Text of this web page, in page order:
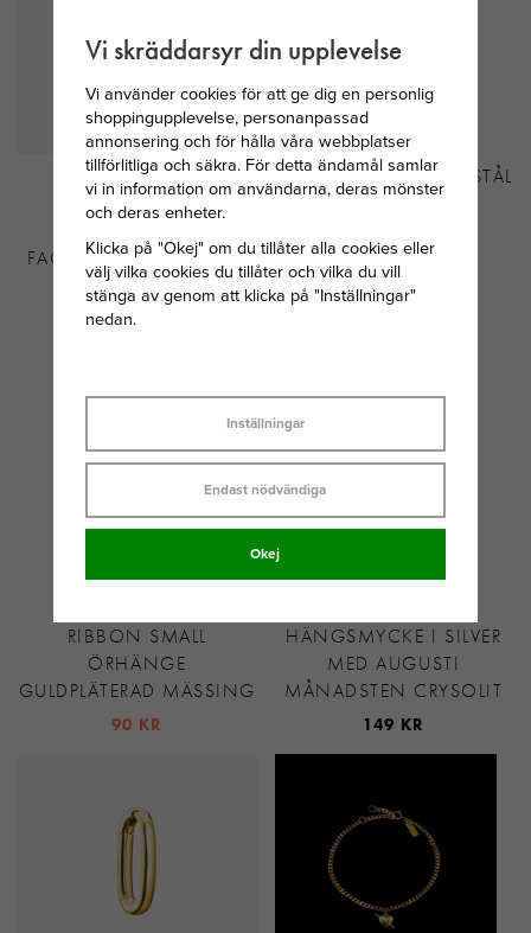
THOMAS SABO
HALSBAND MED
FACETTERADE 40-42-45
CM
569 KR
AROCK VINCE RING STÅL
RIBBON SMALL
ÖRHÄNGE
GULDPLÄTERAD MÄSSING
90 KR
HÄNGSMYCKE I SILVER
MED AUGUSTI
MÅNADSTEN CRYSOLIT
149 KR
Vi skräddarsyr din upplevelse
Vi använder cookies för att ge dig en personlig
shoppingupplevelse, personanpassad
annonsering och för hålla våra webbplatser
tillförlitliga och säkra. För detta ändamål samlar
vi in information om användarna, deras mönster
och deras enheter.
Klicka på "Okej" om du tillåter alla cookies eller
välj vilka cookies du tillåter och vilka du vill
stänga av genom att klicka på "Inställningar"
nedan.
Inställningar
Endast nödvändiga
Okej